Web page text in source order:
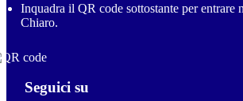
Inquadra il QR code sottostante per entrare
Chiaro.
Seguici su